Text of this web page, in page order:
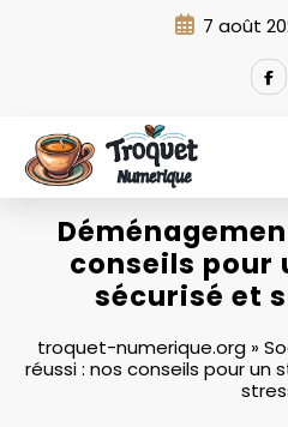
7 août
conseils pour
sécurisé et
troquet-numerique.org»
réussi : nos conseils pour un